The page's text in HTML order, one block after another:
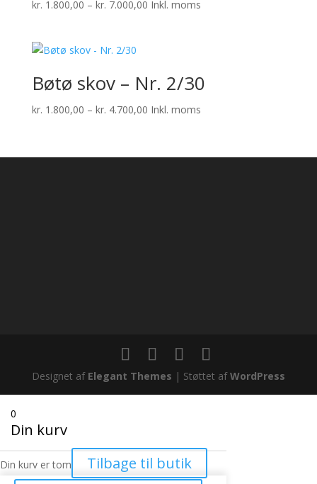
kr. 1.800,00 – kr. 7.000,00Prisinterval:
Inkl. moms
Bøtø skov – Nr. 2/30
kr. 1.800,00 – kr. 4.700,00Prisinterval:
kr. 4.700,00
Inkl. moms
Designet af Elegant Themes | Støttet afWordPress
0
Din kurv
Din kurv er tom Tilbage til butik